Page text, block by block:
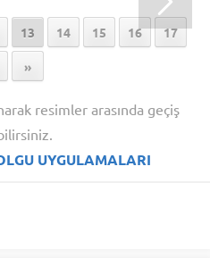
13 14 15 16 17
»
resimler arasında geçiş
UYGULAMALARI